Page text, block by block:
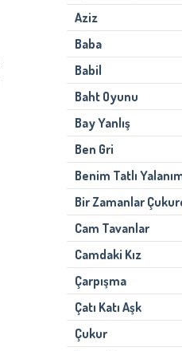
Aziz
Baba
Babil
Baht Oyunu
Bay Yanlış
Ben Gri
Benim Tatlı
Bir Zamanlar
Cam Tavanlar
Camdaki Kız
Çarpışma
Çatı Katı Aşk
Çukur